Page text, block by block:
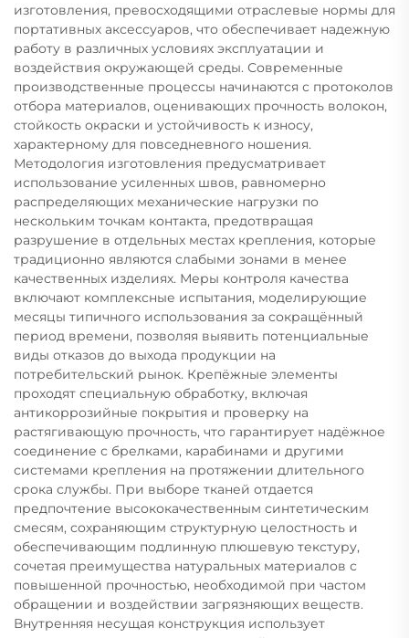
изготовления, превосходящими отраслевые нормы для
портативных аксессуаров, что обеспечивает надежную
работу в различных условиях эксплуатации и
воздействия окружающей среды. Современные
производственные процессы начинаются с протоколов
отбора материалов, оценивающих прочность волокон,
стойкость окраски и устойчивость к износу,
характерному для повседневного ношения.
Методология изготовления предусматривает
использование усиленных швов, равномерно
распределяющих механические нагрузки по
нескольким точкам контакта, предотвращая
разрушение в отдельных местах крепления, которые
традиционно являются слабыми зонами в менее
качественных изделиях. Меры контроля качества
включают комплексные испытания, моделирующие
месяцы типичного использования за сокращённый
период времени, позволяя выявить потенциальные
виды отказов до выхода продукции на
потребительский рынок. Крепёжные элементы
проходят специальную обработку, включая
антикоррозийные покрытия и проверку на
растягивающую прочность, что гарантирует надёжное
соединение с брелками, карабинами и другими
системами крепления на протяжении длительного
срока службы. При выборе тканей отдается
предпочтение высококачественным синтетическим
смесям, сохраняющим структурную целостность и
обеспечивающим подлинную плюшевую текстуру,
сочетая преимущества натуральных материалов с
повышенной прочностью, необходимой при частом
обращении и воздействии загрязняющих веществ.
Внутренняя несущая конструкция использует